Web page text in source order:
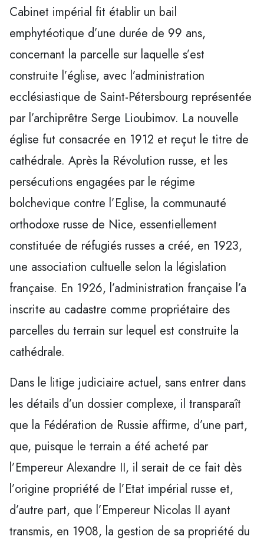
Cabinet impérial fit établir un bail
emphytéotique d’une durée de 99 ans,
concernant la parcelle sur laquelle s’est
construite l’église, avec l’administration
ecclésiastique de Saint-Pétersbourg représentée
par l’archiprêtre Serge Lioubimov. La nouvelle
église fut consacrée en 1912 et reçut le titre de
cathédrale. Après la Révolution russe, et les
persécutions engagées par le régime
bolchevique contre l’Eglise, la communauté
orthodoxe russe de Nice, essentiellement
constituée de réfugiés russes a créé, en 1923,
une association cultuelle selon la législation
française. En 1926, l’administration française l’a
inscrite au cadastre comme propriétaire des
parcelles du terrain sur lequel est construite la
cathédrale.
Dans le litige judiciaire actuel, sans entrer dans
les détails d’un dossier complexe, il transparaît
que la Fédération de Russie affirme, d’une part,
que, puisque le terrain a été acheté par
l’Empereur Alexandre II, il serait de ce fait dès
l’origine propriété de l’Etat impérial russe et,
d’autre part, que l’Empereur Nicolas II ayant
transmis, en 1908, la gestion de sa propriété du